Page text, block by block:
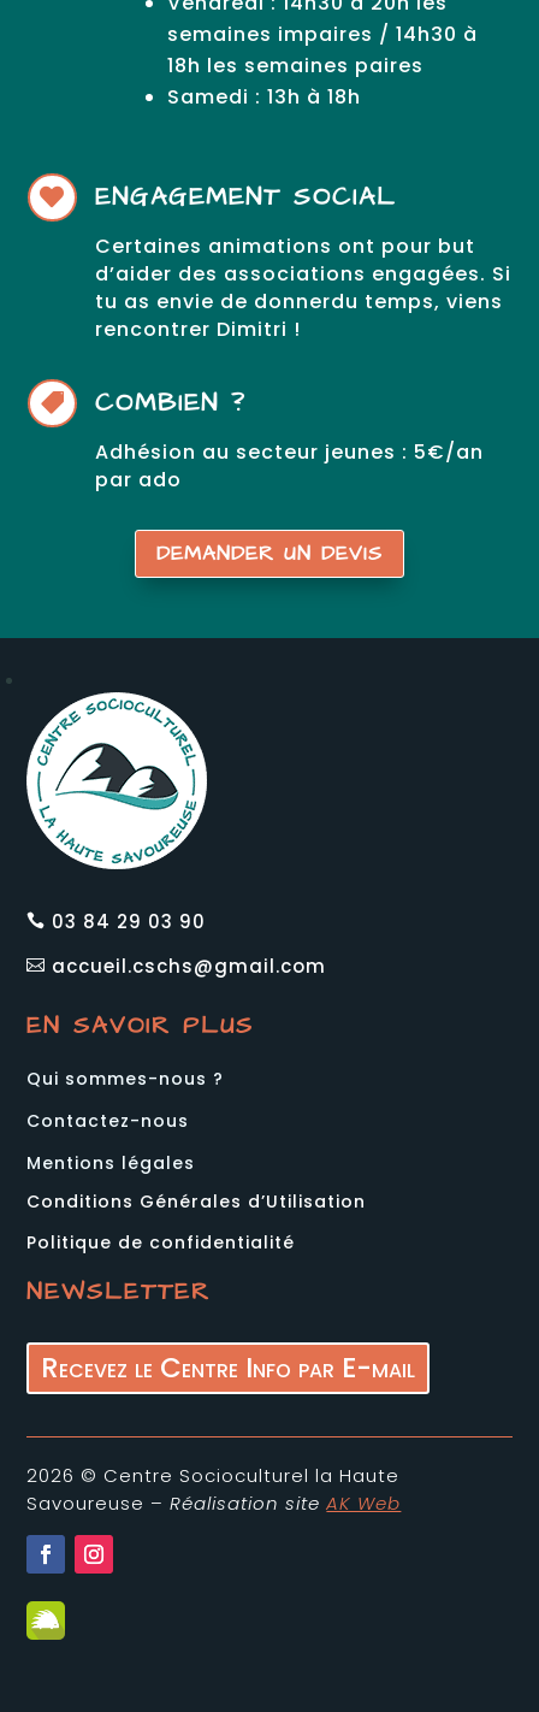
semaines impaires / 14h30 à
18h les semaines paires
Samedi : 13h à 18h
 ENGAGEMENT SOCIAL
Certaines animations ont pour but
d’aider des associations engagées. Si
tu as envie de donnerdu temps, viens
rencontrer Dimitri !
 COMBIEN ?
Adhésion au secteur jeunes : 5€/an
par ado
DEMANDER UN DEVIS
 03 84 29 03 90
 accueil.cschs@gmail.com
EN SAVOIR PLUS
Qui sommes-nous ?
Contactez-nous
Mentions légales
Conditions Générales d’Utilisation
Politique de confidentialité
NEWSLETTER
Recevez le Centre Info par E-mail
2026 © Centre Socioculturel la Haute
Savoureuse –Réalisation siteAK Web